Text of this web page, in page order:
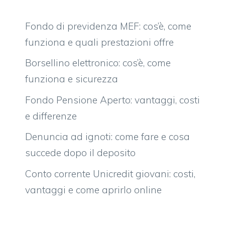
Fondo di previdenza MEF: cos’è, come
funziona e quali prestazioni offre
Borsellino elettronico: cos’è, come
funziona e sicurezza
Fondo Pensione Aperto: vantaggi, costi
e differenze
Denuncia ad ignoti: come fare e cosa
succede dopo il deposito
Conto corrente Unicredit giovani: costi,
vantaggi e come aprirlo online